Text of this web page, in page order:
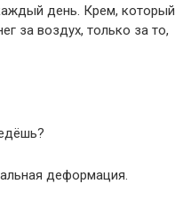
день. Крем, который
за воздух, только за то,
деформация.